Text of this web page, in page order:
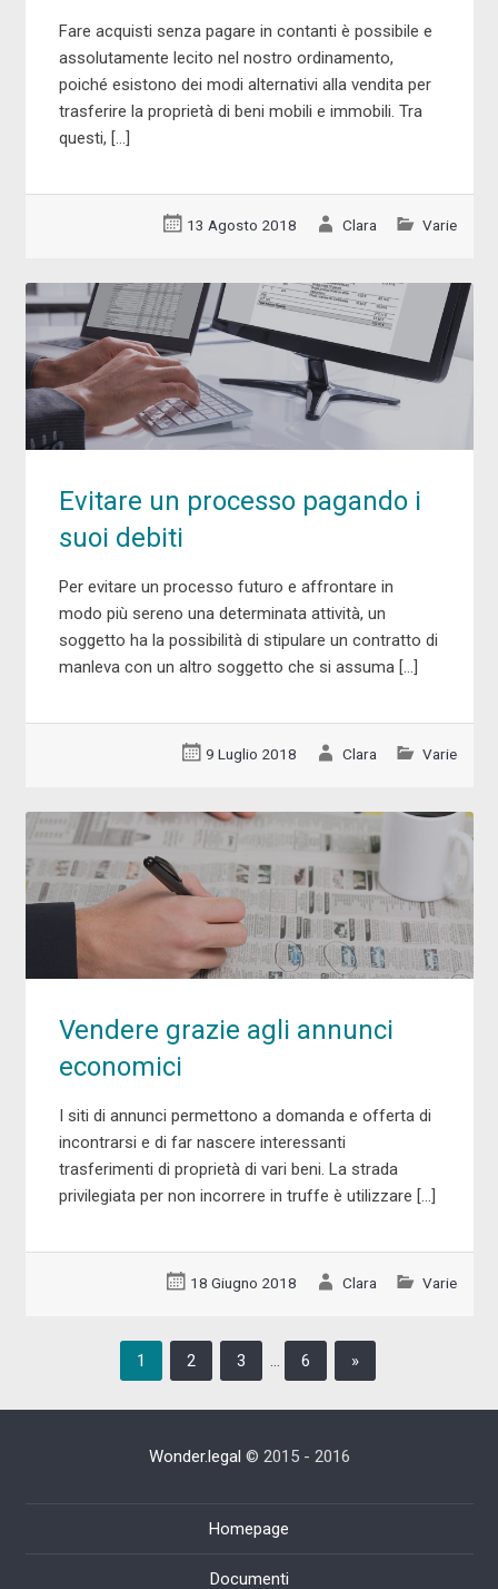
Fare acquisti senza pagare in contanti è possibile e
assolutamente lecito nel nostro ordinamento,
poiché esistono dei modi alternativi alla vendita per
trasferire la proprietà di beni mobili e immobili. Tra
questi, […]
13 Agosto 2018 Clara Varie
Evitare un processo pagando i
suoi debiti
Per evitare un processo futuro e affrontare in
modo più sereno una determinata attività, un
soggetto ha la possibilità di stipulare un contratto di
manleva con un altro soggetto che si assuma […]
9 Luglio 2018 Clara Varie
Vendere grazie agli annunci
economici
I siti di annunci permettono a domanda e offerta di
incontrarsi e di far nascere interessanti
trasferimenti di proprietà di vari beni. La strada
privilegiata per non incorrere in truffe è utilizzare […]
18 Giugno 2018 Clara Varie
1 2 3 … 6 »
Wonder.legal © 2015 - 2016
Homepage
Documenti